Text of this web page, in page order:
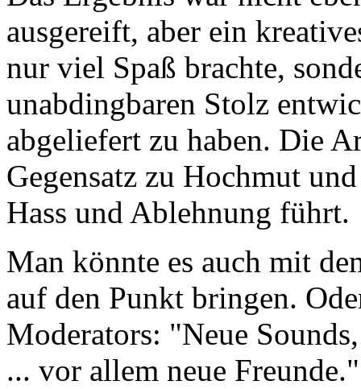
ausgereift, aber ein
nur viel Spaß brachte,
unabdingbaren Stolz
abgeliefert zu haben. Die
Gegensatz zu Hochmut
Hass und Ablehnung führt.
Man könnte es auch mit
auf den Punkt bringen.
Moderators: "Neue
... vor allem neue Freunde."